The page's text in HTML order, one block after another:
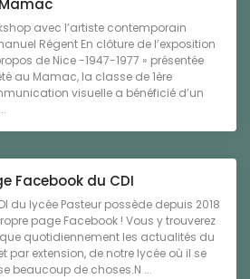
avec l’artiste contemporain
Régent En clôture de l’exposition
de Nice -1947-1977 » présentée
au Mamac, la classe de 1ère
visuelle a bénéficié d’un
Facebook du CDI
du lycée Pasteur possède depuis 2018
page Facebook ! Vous y trouverez
quotidiennement les actualités du
par extension, de notre lycée où il se
beaucoup de choses.N ...